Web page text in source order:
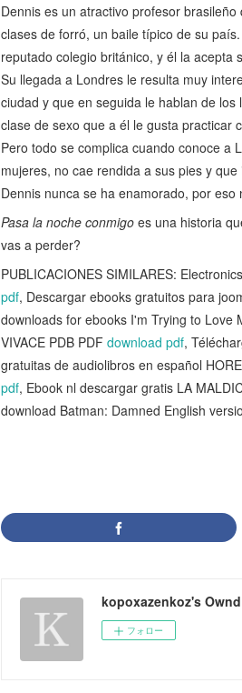
Dennis es un atractivo profesor
clases de forró, un baile típico de su
reputado colegio británico, y él la acepta
Su llegada a Londres le resulta muy
ciudad y que en seguida le hablan de los
clase de sexo que a él le gusta practicar
Pero todo se complica cuando conoce a
mujeres, no cae rendida a sus pies y
Dennis nunca se ha enamorado, por
Pasa la noche conmigo es una historia
vas a perder?
PUBLICACIONES SIMILARES:
pdf, Descargar ebooks gratuitos para
downloads for ebooks I'm Trying to Love
VIVACE PDB PDF download pdf,
gratuitas de audiolibros en español
pdf, Ebook nl descargar gratis LA
download Batman: Damned English
kopoxazenkoz's Ownd
フォロー